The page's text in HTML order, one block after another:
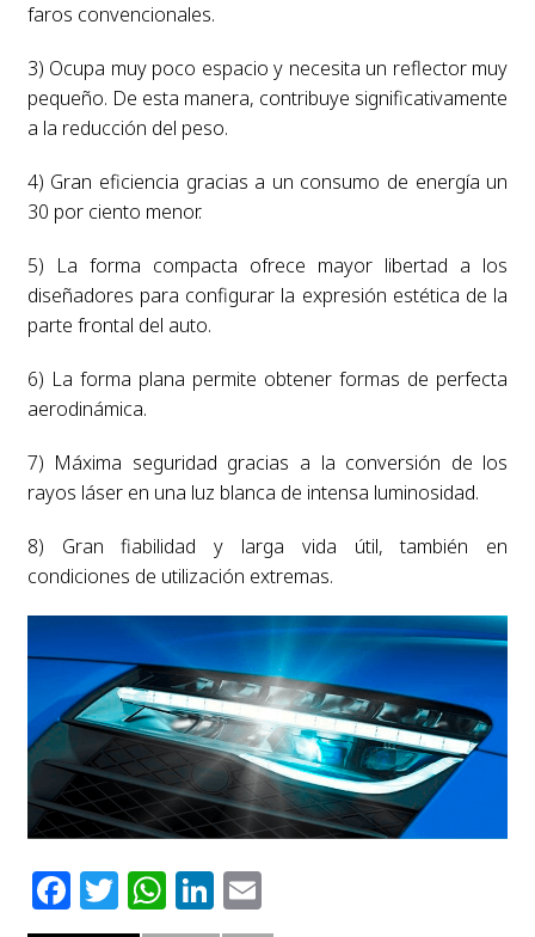
faros convencionales.
3) Ocupa muy poco espacio y necesita un reflector muy
pequeño. De esta manera, contribuye significativamente
a la reducción del peso.
4) Gran eficiencia gracias a un consumo de energía un
30 por ciento menor.
5) La forma compacta ofrece mayor libertad a los
diseñadores para configurar la expresión estética de la
parte frontal del auto.
6) La forma plana permite obtener formas de perfecta
aerodinámica.
7) Máxima seguridad gracias a la conversión de los
rayos láser en una luz blanca de intensa luminosidad.
8) Gran fiabilidad y larga vida útil, también en
condiciones de utilización extremas.
Facebook
Twitter
WhatsApp
LinkedIn
Email